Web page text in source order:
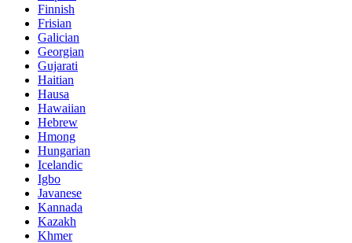
Finnish
Frisian
Galician
Georgian
Gujarati
Haitian
Hausa
Hawaiian
Hebrew
Hmong
Hungarian
Icelandic
Igbo
Javanese
Kannada
Kazakh
Khmer